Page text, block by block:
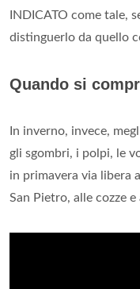
INDICATO come tale,
distinguerlo da quello
Quando si
In inverno, invece,
gli sgombri, i polpi, le
in primavera via libera
San Pietro, alle cozze